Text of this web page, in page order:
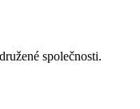
společnosti.